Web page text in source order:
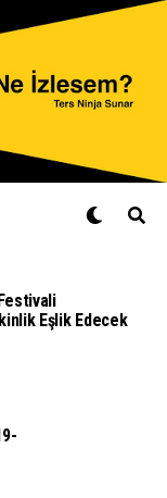
Eşlik Edecek